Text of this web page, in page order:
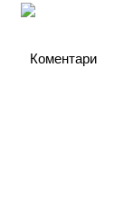
Коментари